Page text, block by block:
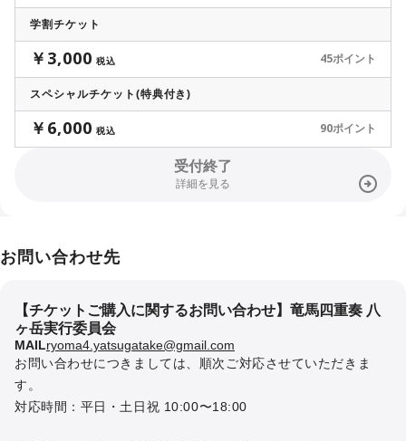
■ イベントチケットのご利用方法
https://event.tsuku2.jp/howToUse#use-ticket-anchor
■ 当日のご案内
・会場内外では係員の指示に従ってください
・安全確保のため、混雑時には入場制限を行う場合がございます
・途中入場・途中退場は可能ですが、状況により制限させていただ
■ 撮影・録音について
（主催者の許可がある場合を除く）
■ 禁止事項
・会場内での危険行為、迷惑行為
・他のお客様のご迷惑となる行為
・係員の指示に従わない行為
学割チケット
￥3,000 税込 45ポイント
スペシャルチケット(特典付き)
￥6,000 税込 90ポイント
受付終了
詳細を見る
お問い合わせ先
【チケットご購入に関するお問い合わせ】竜馬四重奏 八
ヶ岳実行委員会
MAILryoma4.yatsugatake@gmail.com
お問い合わせにつきましては、順次ご対応させていただきま
す。
対応時間：平日・土日祝 10:00〜18:00